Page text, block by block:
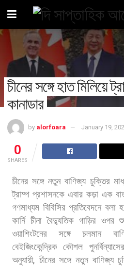
চীনের সঙ্গে হাত মিলিয়ে
কানাডার
by alorfoara January 19,
0
SHARES
চীনের সঙ্গে নতুন বাণিজ্য চুক্তির
ট্রাম্প প্রশাসনকে এবার কড়া এক
গণমাধ্যম বিবিসির প্রতিবেদনে বলা
কার্নি চীনা বৈদ্যুতিক গাড়ির ওপর
ওয়াশিংটনের
সঙ্গে চলমান
বেইজিংকেন্দ্রিক কৌশল পুনর্বিন্যাসের
অনুযায়ী, চীনের সঙ্গে নতুন বাণিজ্য